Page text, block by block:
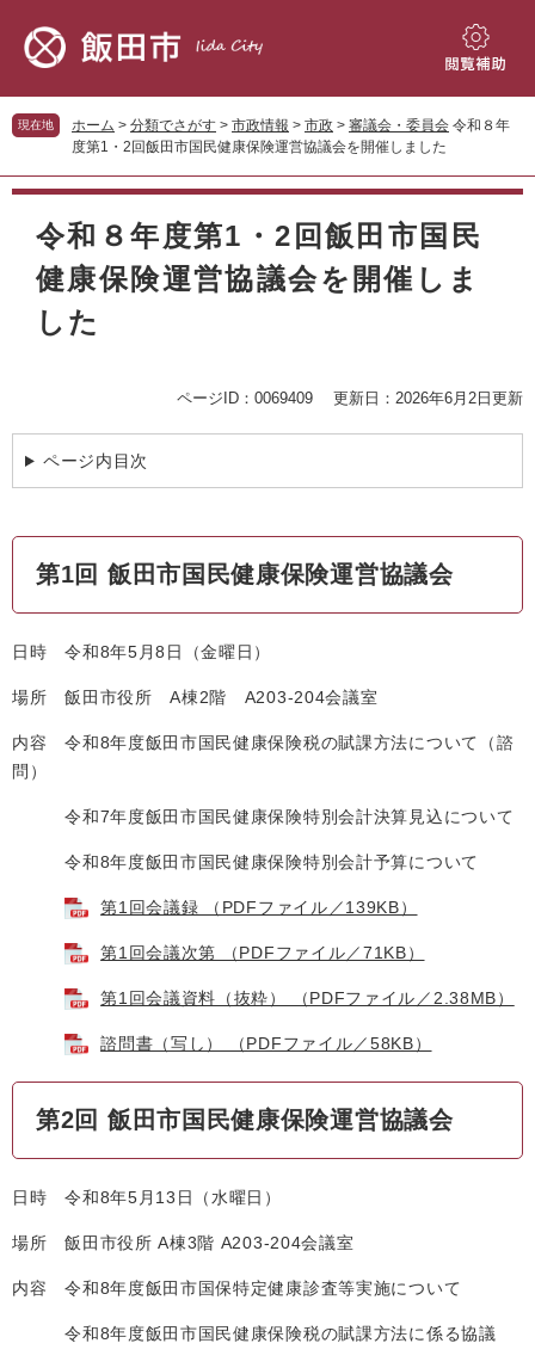
先
頭
す。
を
飛
し
閲
補
現在地 ホーム > 分類でさがす > 市政情報 > 市政 > 審議会・委員会 令和８年
度第1・2回飯田市国民健康保険運営協議会を開催しました
本
令和８年度第1・2回飯田市国民
健康保険運営協議会を開催しま
した
ページID：0069409 更新日：2026年6月2日更新
ページ内目次
第1回 飯田市国民健康保険運営協議会
日時 令和8年5月8日（金曜日）
場所 飯田市役所 A棟2階 A203-204会議室
内容 令和8年度飯田市国民健康保険税の賦課方法について（諮
問）
令和7年度飯田市国民健康保険特別会計決算見込について
令和8年度飯田市国民健康保険特別会計予算について
第1回会議録 （PDFファイル／139KB）
第1回会議次第 （PDFファイル／71KB）
第1回会議資料（抜粋） （PDFファイル／2.38MB）
諮問書（写し） （PDFファイル／58KB）
第2回 飯田市国民健康保険運営協議会
日時 令和8年5月13日（水曜日）
場所 飯田市役所 A棟3階 A203-204会議室
内容 令和8年度飯田市国保特定健康診査等実施について
令和8年度飯田市国民健康保険税の賦課方法に係る協議